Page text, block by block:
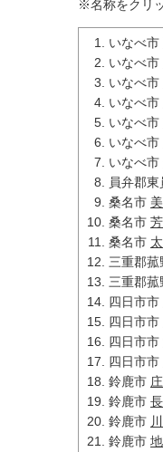
※名称をクリ
いなべ市
いなべ市
いなべ市
いなべ市
いなべ市
いなべ市
いなべ市
員弁郡東
桑名市
桑名市
桑名市
三重郡菰
三重郡菰
四日市市
四日市市
四日市市
四日市市
鈴鹿市
鈴鹿市
鈴鹿市
鈴鹿市